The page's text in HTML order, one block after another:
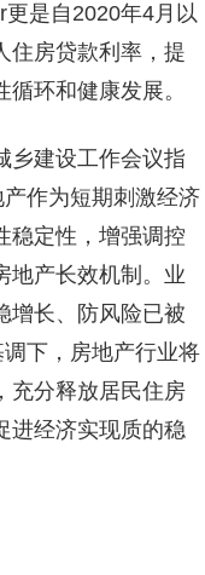
是自2020年4月以
住房贷款利率，提
环和健康发展。
乡建设工作会议指
产作为短期刺激经济
稳定性，增强调控
地产长效机制。业
增长、防风险已被
下，房地产行业将
充分释放居民住房
进经济实现质的稳